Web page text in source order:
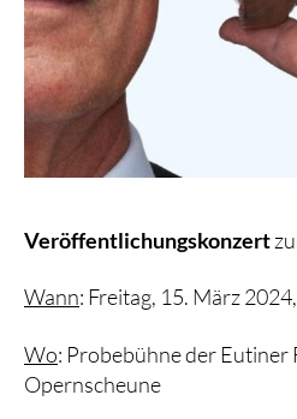
Veröffentlichungskonzert
Wann: Freitag, 15. März
Wo: Probebühne der Eutiner
Opernscheune